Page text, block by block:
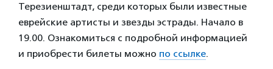
Терезиенштадт, среди которых были известные
еврейские артисты и звезды эстрады. Начало в
19.00. Ознакомиться с подробной информацией
и приобрести билеты можно по ссылке.